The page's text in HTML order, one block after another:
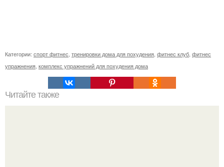
Категории: спорт фитнес, тренировки дома для похудения, фитнес клуб, фитнес
упражнения, комплекс упражнений для похудения дома
Читайте также